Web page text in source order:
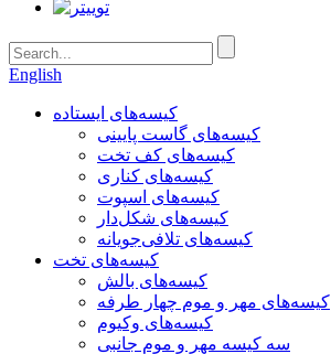
English
کیسه‌های ایستاده
کیسه‌های گاست پایینی
کیسه‌های کف تخت
کیسه‌های کناری
کیسه‌های اسپوت
کیسه‌های شکل‌دار
کیسه‌های تلافی‌جویانه
کیسه‌های تخت
کیسه‌های بالش
کیسه‌های مهر و موم چهار طرفه
کیسه‌های وکیوم
سه کیسه مهر و موم جانبی